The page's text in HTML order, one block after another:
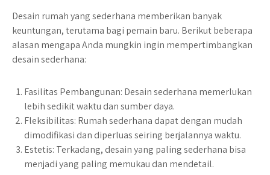
Desain rumah yang sederhana memberikan banyak
keuntungan, terutama bagi pemain baru. Berikut beberapa
alasan mengapa Anda mungkin ingin mempertimbangkan
desain sederhana:
Fasilitas Pembangunan: Desain sederhana memerlukan
lebih sedikit waktu dan sumber daya.
Fleksibilitas: Rumah sederhana dapat dengan mudah
dimodifikasi dan diperluas seiring berjalannya waktu.
Estetis: Terkadang, desain yang paling sederhana bisa
menjadi yang paling memukau dan mendetail.